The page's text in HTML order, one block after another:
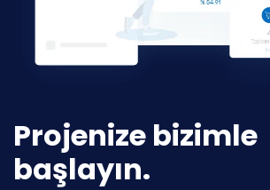
Projenize bizimle
başlayın.